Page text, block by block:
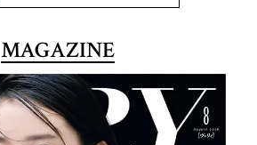
MAGAZINE